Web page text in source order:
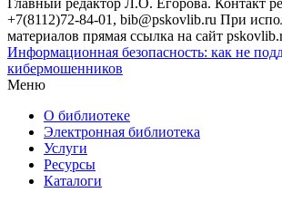
+7(8112)72-84-01, bib@pskovlib.ru При
материалов прямая ссылка на сайт
Информационная безопасность: как не
кибермошенников
Меню
О библиотеке
Электронная библиотека
Услуги
Ресурсы
Каталоги